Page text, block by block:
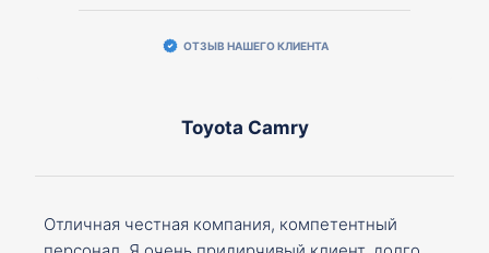
ОТЗЫВ НАШЕГО КЛИЕНТА
Toyota Camry
Отличная честная компания, компетентный